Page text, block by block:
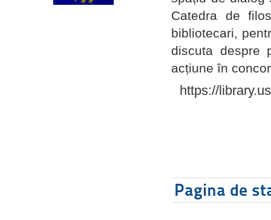
Catedra de
bibliotecari,
discuta despre
acțiune în
https://
Pagina de